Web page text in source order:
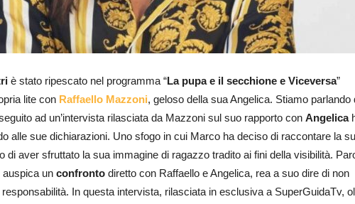
è stato ripescato nel programma “La pupa e il secchione e Viceversa”
lite con Raffaello Mazzoni, geloso della sua Angelica. Stiamo parlando
ad un’intervista rilasciata da Mazzoni sul suo rapporto con Angelica
alle sue dichiarazioni. Uno sfogo in cui Marco ha deciso di raccontare la
di aver sfruttato la sua immagine di ragazzo tradito ai fini della visibilità.
auspica un confronto diretto con Raffaello e Angelica, rea a suo dire di non
In questa intervista, rilasciata in esclusiva a SuperGuidaTv,